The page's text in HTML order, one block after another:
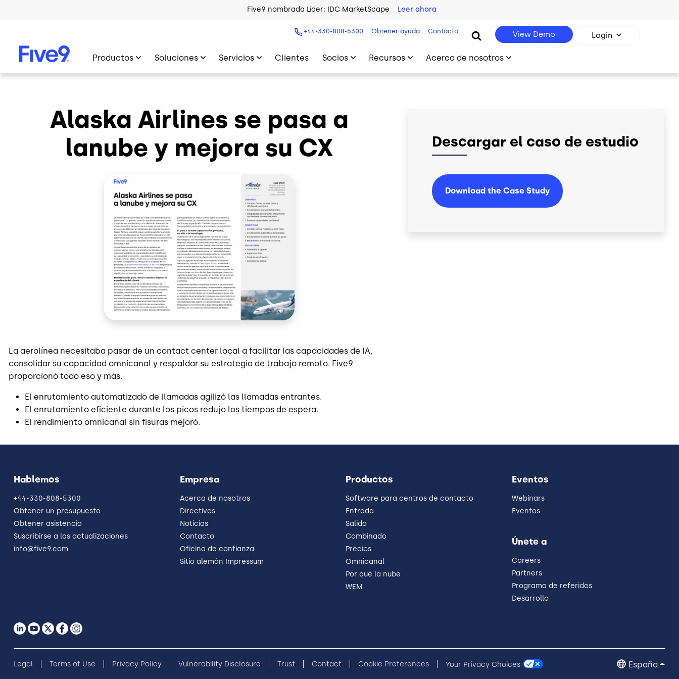
Five9 nombrada Líder: IDC MarketScape Leer ahora
+44-330-808-5300 Obtener ayuda Contacto View Demo Login
Productos Soluciones Servicios Clientes Socios Recursos Acerca de nosotros
Alaska Airlines se pasa a
lanube y mejora su CX
La aerolínea necesitaba pasar de un contact center local a facilitar las capacidades de IA,
consolidar su capacidad omnicanal y respaldar su estrategia de trabajo remoto. Five9
proporcionó todo eso y más.
El enrutamiento automatizado de llamadas agilizó las llamadas entrantes.
El enrutamiento eficiente durante los picos redujo los tiempos de espera.
El rendimiento omnicanal sin fisuras mejoró.
Descargar el caso de estudio
Download the Case Study
Hablemos
+44-330-808-5300
Obtener un presupuesto
Obtener asistencia
Suscribirse a las actualizaciones
info@five9.com
Empresa
Acerca de nosotros
Directivos
Noticias
Contacto
Oficina de confianza
Sitio alemán Impressum
Productos
Software para centros de contacto
Entrada
Salida
Combinado
Precios
Omnicanal
Por qué la nube
WEM
Eventos
Webinars
Eventos
Únete a
Careers
Partners
Programa de referidos
Desarrollo
Legal Terms of Use Privacy Policy Vulnerability Disclosure Trust Contact Cookie Preferences Your Privacy Choices España